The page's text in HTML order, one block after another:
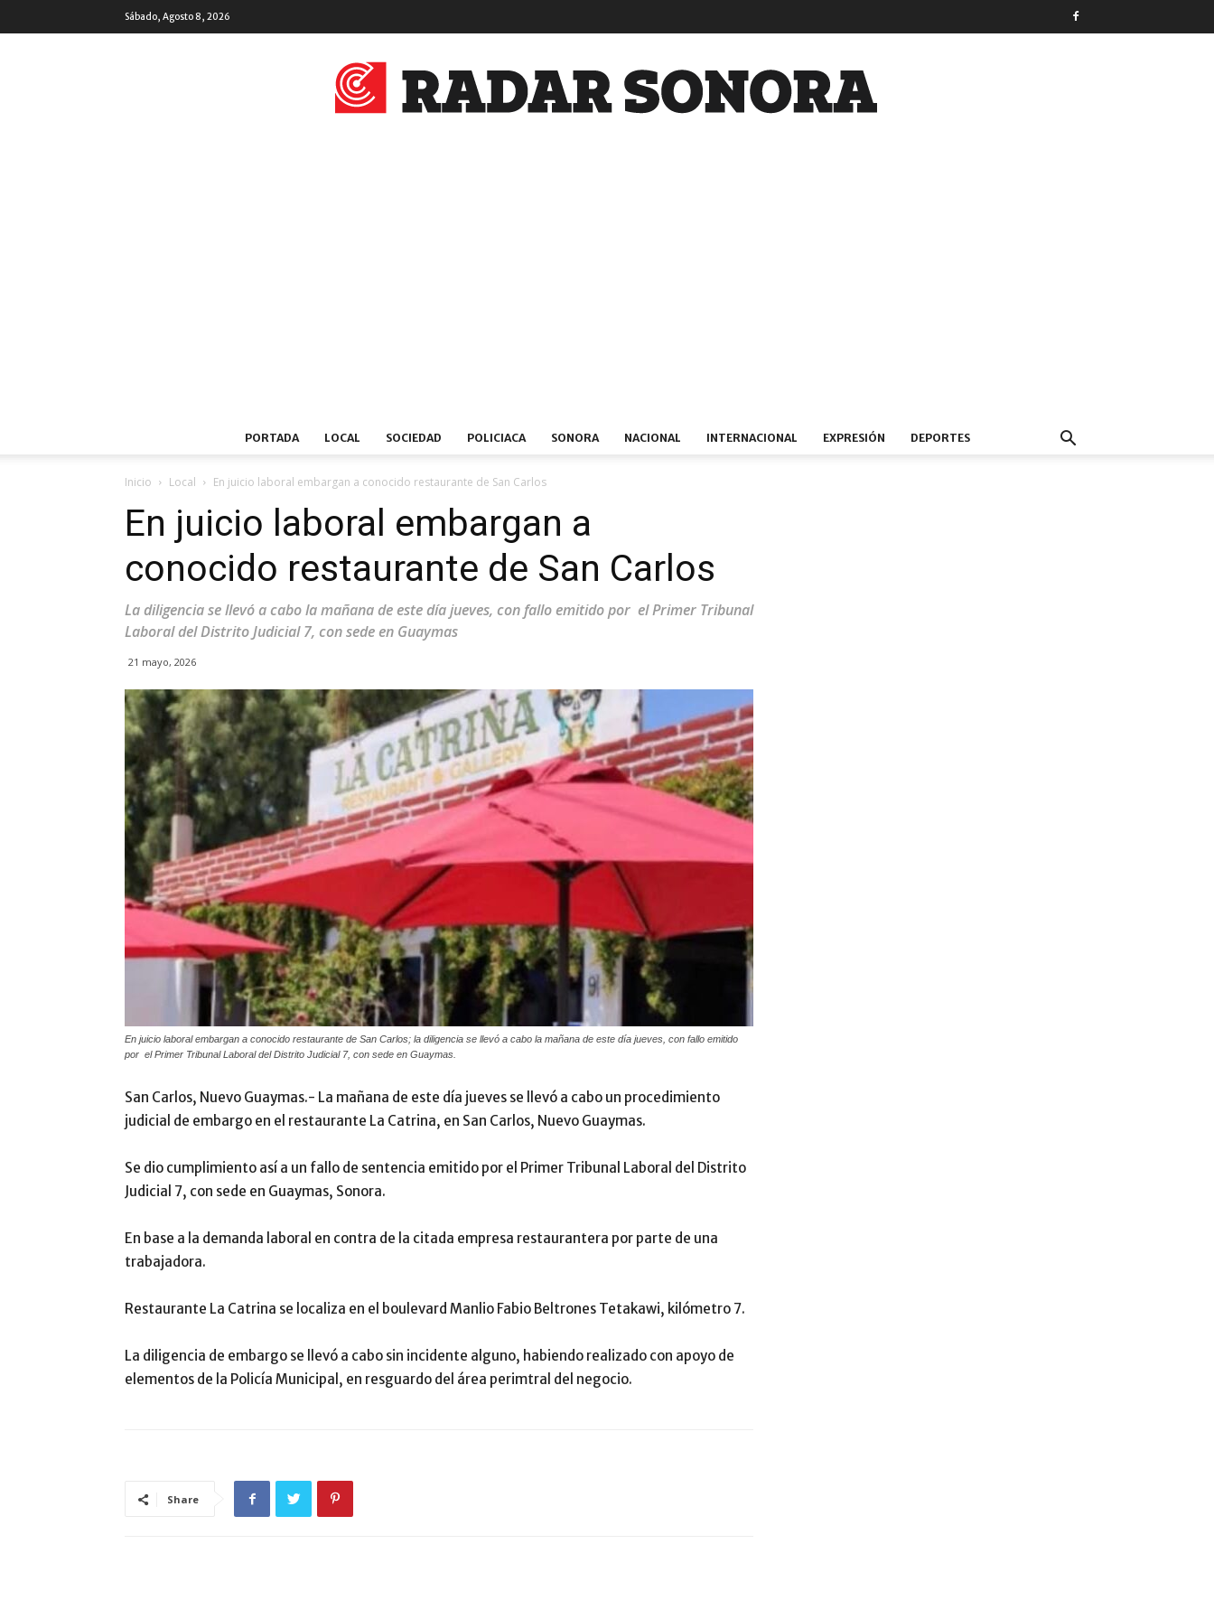
Sábado, Agosto 8, 2026
PORTADA LOCAL SOCIEDAD POLICIACA SONORA NACIONAL INTERNACIONAL EXPRESIÓN DEPORTES
Inicio Local En juicio laboral embargan a conocido restaurante de San Carlos
En juicio laboral embargan a
conocido restaurante de San Carlos
La diligencia se llevó a cabo la mañana de este día jueves, con fallo emitido por el Primer Tribunal
Laboral del Distrito Judicial 7, con sede en Guaymas
21 mayo, 2026
En juicio laboral embargan a conocido restaurante de San Carlos; la diligencia se llevó a cabo la mañana de este día jueves, con fallo emitido
por el Primer Tribunal Laboral del Distrito Judicial 7, con sede en Guaymas.
San Carlos, Nuevo Guaymas.- La mañana de este día jueves se llevó a cabo un procedimiento
judicial de embargo en el restaurante La Catrina, en San Carlos, Nuevo Guaymas.
Se dio cumplimiento así a un fallo de sentencia emitido por el Primer Tribunal Laboral del Distrito
Judicial 7, con sede en Guaymas, Sonora.
En base a la demanda laboral en contra de la citada empresa restaurantera por parte de una
trabajadora.
Restaurante La Catrina se localiza en el boulevard Manlio Fabio Beltrones Tetakawi, kilómetro 7.
La diligencia de embargo se llevó a cabo sin incidente alguno, habiendo realizado con apoyo de
elementos de la Policía Municipal, en resguardo del área perimtral del negocio.
Share